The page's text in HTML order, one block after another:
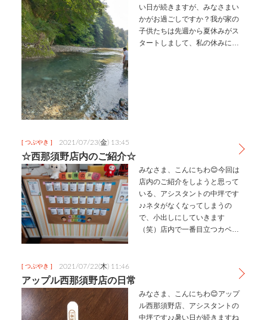
い日が続きますが、みなさまい
かがお過ごしですか？我が家の
子供たちは先週から夏休みがス
タートしまして、私の休みに合
[ つぶやき ] 2021/07/23(金) 13:45
☆西那須野店内のご紹介☆
みなさま、こんにちわ😊今回は
店内のご紹介をしようと思って
いる、アシスタントの中坪です
♪♪ネタがなくなってしまうの
で、小出しにしていきます
（笑）店内で一番目立つカベが
声」がありますので…
[ つぶやき ] 2021/07/22(木) 11:46
アップル西那須野店の日常
みなさま、こんにちわ😊アップ
ル西那須野店、アシスタントの
中坪です♪♪暑い日が続きますね